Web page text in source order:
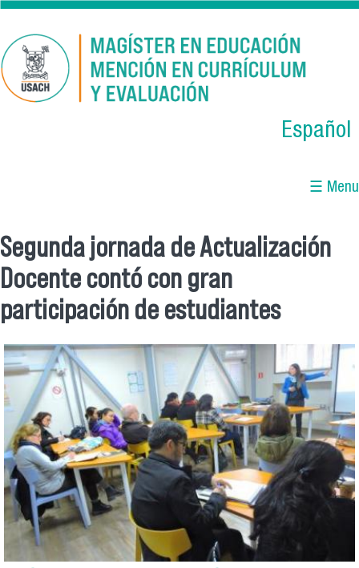
Skip to main content
Español
☰ Menu
You are here
Segunda jornada de Actualización
Docente contó con gran
participación de estudiantes